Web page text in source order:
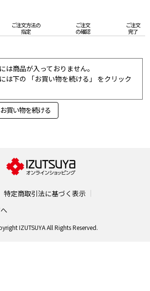
ご注文方法の
指定
ご注文
の確認
ご注文
完了
は商品が入っておりません。
は下の 「お買い物を続ける」 をクリック
買い物を続ける
特定商取引法に基づく表示
IZUTSUYA All Rights Reserved.